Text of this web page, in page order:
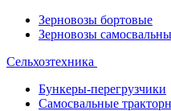
Зерновозы бортовые
Зерновозы
Сельхозтехника
Бункеры-перегрузчики
Самосвальные